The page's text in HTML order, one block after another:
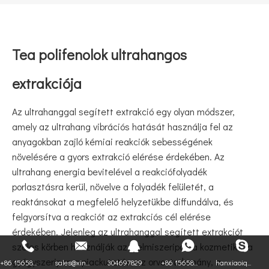
Tea polifenolok ultrahangos
extrakciója
Az ultrahanggal segített extrakció egy olyan módszer,
amely az ultrahang vibrációs hatását használja fel az
anyagokban zajló kémiai reakciók sebességének
növelésére a gyors extrakció elérése érdekében. Az
ultrahang energia bevitelével a reakciófolyadék
porlasztásra kerül, növelve a folyadék felületét, a
reaktánsokat a megfelelő helyzetükbe diffundálva, és
felgyorsítva a reakciót az extrakciós cél elérése
érdekében. Jelenleg az ultrahanggal segített extrakciót
széles körben használják az élelmiszeripar, a kozmetika, a
gyógyszeripar, a piackutatás, az orvostudomány, a
+86 15658... sales@xin... 304697829 +86 15658... hanxiaoiq...